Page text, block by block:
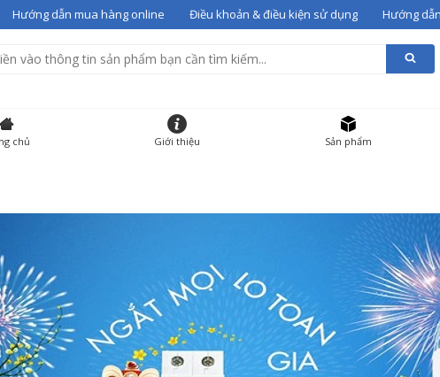
Hướng dẫn mua hàng online Điều khoản & điều kiện sử dụng Hướng
chủ Giới thiệu Sản phẩm
trong giỏ hàng
SẢN PHẨM SỐ LƯỢNG